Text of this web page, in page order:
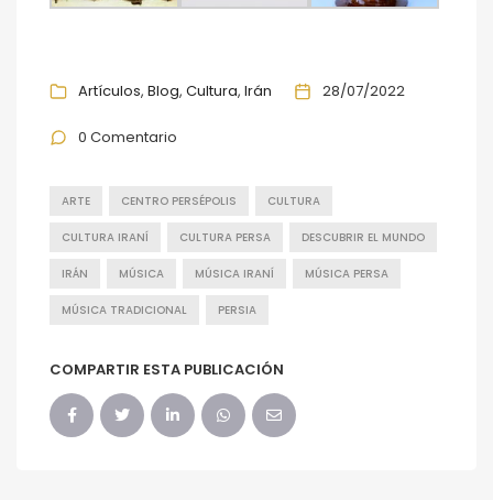
Artículos Blog Cultura Irán 28/07/2022
0 Comentario
ARTE CENTRO PERSÉPOLIS CULTURA
CULTURA IRANÍ CULTURA PERSA DESCUBRIR EL MUNDO
IRÁN MÚSICA MÚSICA IRANÍ MÚSICA PERSA
MÚSICA TRADICIONAL PERSIA
COMPARTIR ESTA PUBLICACIÓN